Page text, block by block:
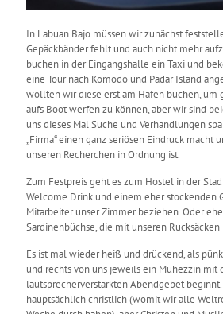
In Labuan Bajo müssen wir zunächst
Gepäckbänder fehlt und auch nicht mehr
buchen in der Eingangshalle ein Taxi und
eine Tour nach Komodo und Padar Island
wollten wir diese erst am Hafen buchen,
aufs Boot werfen zu können, aber wir sind
uns dieses Mal Suche und Verhandlungen
„Firma“ einen ganz seriösen Eindruck macht
unseren Recherchen in Ordnung ist.
Zum Festpreis geht es zum Hostel in der
Welcome Drink und einem eher stockenden
Mitarbeiter unser Zimmer beziehen. Oder
Sardinenbüchse, die mit unseren
Es ist mal wieder heiß und drückend, als
und rechts von uns jeweils ein Muhezzin mit
lautsprecherverstärkten Abendgebet
hauptsächlich christlich (womit wir alle